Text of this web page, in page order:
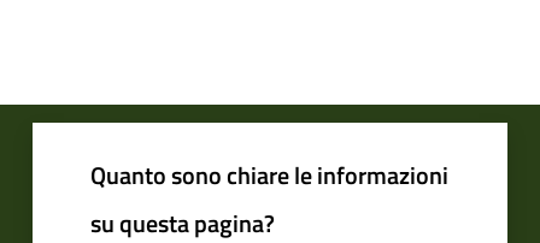
Quanto sono chiare le informazioni
su questa pagina?